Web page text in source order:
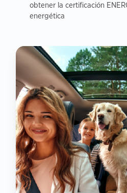
obtener la certificación
energética